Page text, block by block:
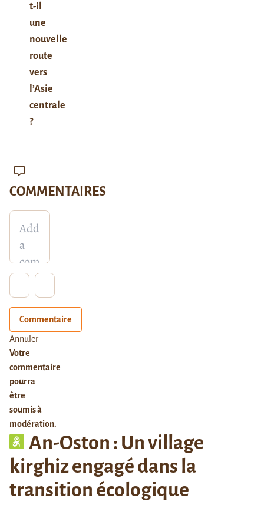
An-Oston : Un village
kirghiz engagé dans la
transition écologique
t-il
une
nouvelle
route
vers
l’Asie
centrale
?
COMMENTAIRES
Commentaire
Annuler
Votre
commentaire
pourra
être
soumis à
modération.